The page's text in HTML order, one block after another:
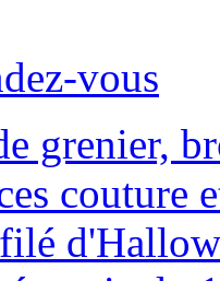
vous
grenier,
couture